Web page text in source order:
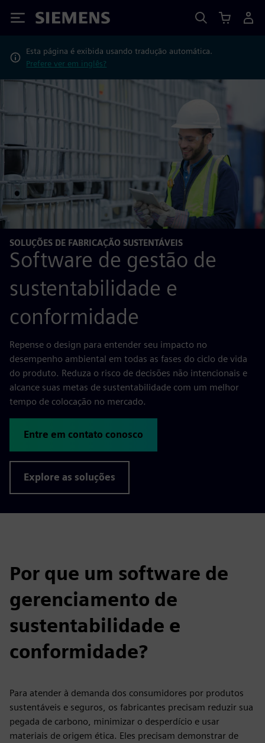
Siemens
Esta página é exibida usando tradução automática.
Prefere ver em inglês?
SOLUÇÕES DE FABRICAÇÃO SUSTENTÁVEIS
Software de gestão de
sustentabilidade e
conformidade
Repense o design para entender seu impacto no
desempenho ambiental em todas as fases do ciclo de vida
do produto. Reduza o risco de decisões não intencionais e
alcance suas metas de sustentabilidade com um melhor
tempo de colocação no mercado.
Entre em contato conosco
Explore as soluções
Por que um software de
gerenciamento de
sustentabilidade e
conformidade?
Para atender à demanda dos consumidores por produtos
sustentáveis e seguros, os fabricantes precisam reduzir sua
pegada de carbono, minimizar o desperdício e usar
materiais de origem ética. Eles precisam demonstrar de